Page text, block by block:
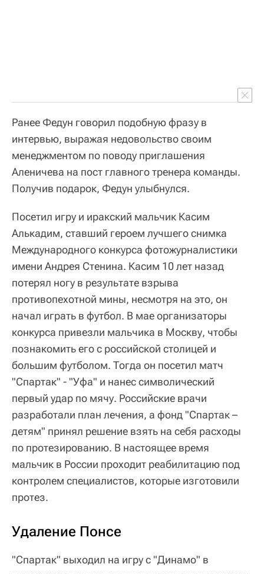
Ранее Федун говорил подобную фразу в
интервью, выражая недовольство своим
менеджментом по поводу приглашения
Аленичева на пост главного тренера команды.
Получив подарок, Федун улыбнулся.
Посетил игру и иракский мальчик Касим
Алькадим, ставший героем лучшего снимка
Международного конкурса фотожурналистики
имени Андрея Стенина. Касим 10 лет назад
потерял ногу в результате взрыва
противопехотной мины, несмотря на это, он
начал играть в футбол. В мае организаторы
конкурса привезли мальчика в Москву, чтобы
познакомить его с российской столицей и
большим футболом. Тогда он посетил матч
"Спартак" - "Уфа" и нанес символический
первый удар по мячу. Российские врачи
разработали план лечения, а фонд "Спартак –
детям" принял решение взять на себя расходы
по протезированию. В настоящее время
мальчик в России проходит реабилитацию под
контролем специалистов, которые изготовили
протез.
Удаление Понсе
"Спартак" выходил на игру с "Динамо" в